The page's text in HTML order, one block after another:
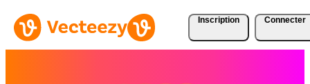
Inscription Connecter